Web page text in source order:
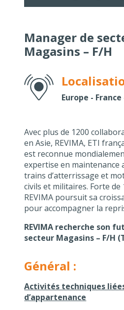
Manager de
Magasins – F/H
Europe -
Avec plus de 1200
en Asie, REVIMA, ETI
est reconnue
expertise en maintenance
trains d’atterrissage et
civils et militaires. Forte de
REVIMA poursuit sa
pour accompagner la
REVIMA recherche son
secteur Magasins – F/H
Général :
Activités techniques
d’appartenance